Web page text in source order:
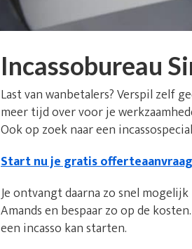
Incassobureau
Last van wanbetalers? Verspil zelf
meer tijd over voor je
Ook op zoek naar een
Start nu je gratis offerteaanvraag
Je ontvangt daarna zo snel
Amands en bespaar zo op de
een incasso kan starten.